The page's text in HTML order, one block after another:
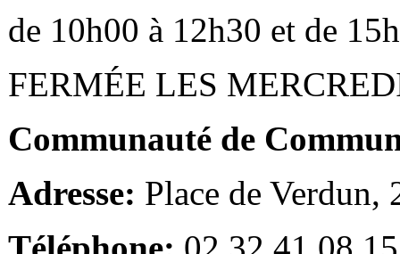
de 10h00 à 12h30 et de
FERMÉE LES
Communauté de
Adresse: Place de Verdun,